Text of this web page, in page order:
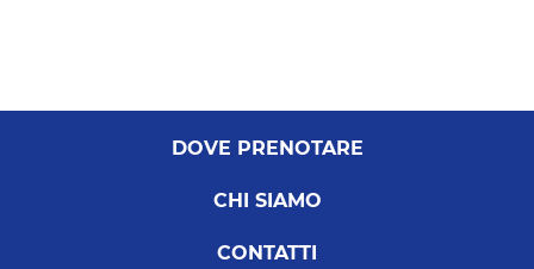
DOVE PRENOTARE
CHI SIAMO
CONTATTI